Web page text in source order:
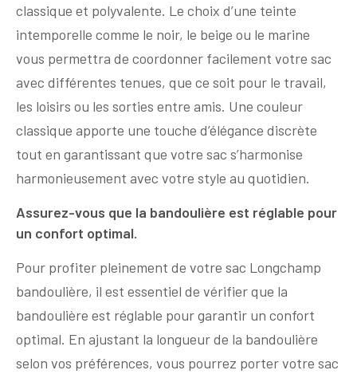
classique et polyvalente. Le choix d’une teinte
intemporelle comme le noir, le beige ou le marine
vous permettra de coordonner facilement votre sac
avec différentes tenues, que ce soit pour le travail,
les loisirs ou les sorties entre amis. Une couleur
classique apporte une touche d’élégance discrète
tout en garantissant que votre sac s’harmonise
harmonieusement avec votre style au quotidien.
Assurez-vous que la bandoulière est réglable pour
un confort optimal.
Pour profiter pleinement de votre sac Longchamp
bandoulière, il est essentiel de vérifier que la
bandoulière est réglable pour garantir un confort
optimal. En ajustant la longueur de la bandoulière
selon vos préférences, vous pourrez porter votre sac